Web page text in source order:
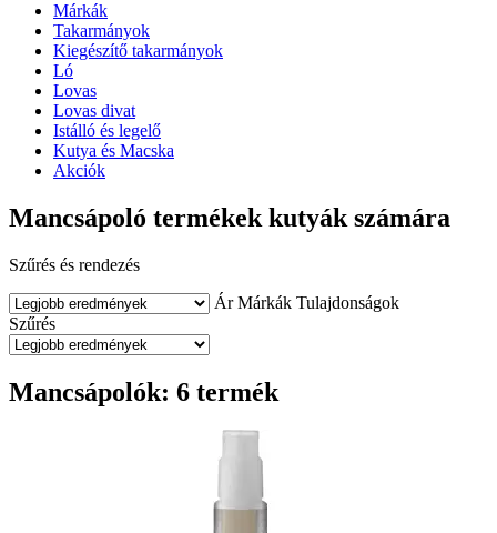
Márkák
Takarmányok
Kiegészítő takarmányok
Ló
Lovas
Lovas divat
Istálló és legelő
Kutya és Macska
Akciók
Mancsápoló termékek kutyák számára
Szűrés és rendezés
Ár Márkák Tulajdonságok
Szűrés
Mancsápolók: 6 termék